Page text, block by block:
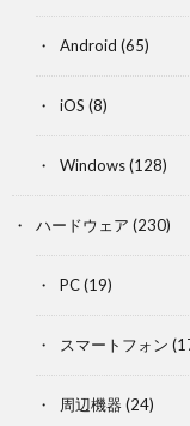
Android (65)
iOS (8)
Windows(128)
ハードウェア (230)
PC(19)
スマートフォン
周辺機器 (24)